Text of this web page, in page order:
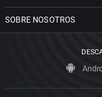
SOBRE NOSOTROS